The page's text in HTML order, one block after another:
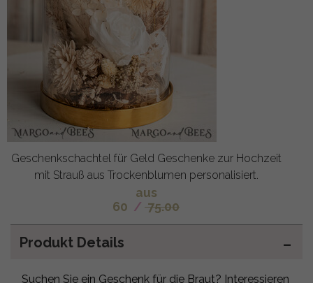
Geschenkschachtel für Geld Geschenke zur Hochzeit
mit Strauß aus Trockenblumen personalisiert.
aus
60 / 75.00
Produkt Details
Suchen Sie ein Geschenk für die Braut? Interessieren